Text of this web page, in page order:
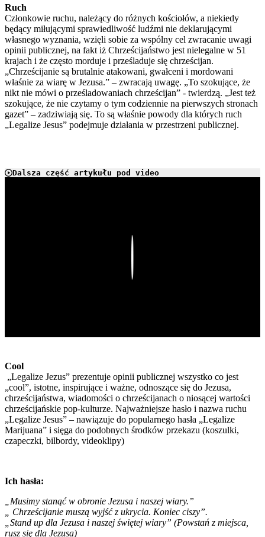
Ruch
Członkowie ruchu, należący do różnych kościołów, a niekiedy
będący miłującymi sprawiedliwość ludźmi nie deklarującymi
własnego wyznania, wzięli sobie za wspólny cel zwracanie uwagi
opinii publicznej, na fakt iż Chrześcijaństwo jest nielegalne w 51
krajach i że często morduje i prześladuje się chrześcijan.
„Chrześcijanie są brutalnie atakowani, gwałceni i mordowani
właśnie za wiarę w Jezusa.” – zwracają uwagę. „To szokujące, że
nikt nie mówi o prześladowaniach chrześcijan” - twierdzą. „Jest też
szokujące, że nie czytamy o tym codziennie na pierwszych stronach
gazet” – zadziwiają się. To są właśnie powody dla których ruch
„Legalize Jesus” podejmuje działania w przestrzeni publicznej.
Dalsza część artykułu pod video
Cool
„Legalize Jezus” prezentuje opinii publicznej wszystko co jest
„cool”, istotne, inspirujące i ważne, odnoszące się do Jezusa,
chrześcijaństwa, wiadomości o chrześcijanach o niosącej wartości
chrześcijańskie pop-kulturze. Najważniejsze hasło i nazwa ruchu
„Legalize Jesus” – nawiązuje do popularnego hasła „Legalize
Marijuana” i sięga do podobnych środków przekazu (koszulki,
czapeczki, bilbordy, videoklipy)
Ich hasła:
„Musimy stanąć w obronie Jezusa i naszej wiary.”
„ Chrześcijanie muszą wyjść z ukrycia. Koniec ciszy”.
„Stand up dla Jezusa i naszej świętej wiary” (Powstań z miejsca,
rusz się dla Jezusa)